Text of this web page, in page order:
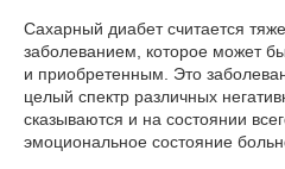
Сахарный диабет считается
заболеванием, которое может
и приобретенным. Это
целый спектр различных
сказываются и на состоянии
эмоциональное состояние